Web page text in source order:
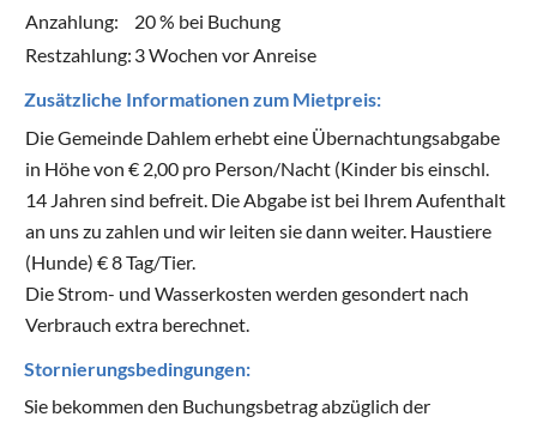
Anzahlung:
20 % bei Buchung
Restzahlung: 3 Wochen vor Anreise
Zusätzliche Informationen zum Mietpreis:
Die Gemeinde Dahlem erhebt eine Übernachtungsabgabe
in Höhe von € 2,00 pro Person/Nacht (Kinder bis einschl.
14 Jahren sind befreit. Die Abgabe ist bei Ihrem Aufenthalt
an uns zu zahlen und wir leiten sie dann weiter. Haustiere
(Hunde) € 8 Tag/Tier.
Die Strom- und Wasserkosten werden gesondert nach
Verbrauch extra berechnet.
Stornierungsbedingungen:
Sie bekommen den Buchungsbetrag abzüglich der